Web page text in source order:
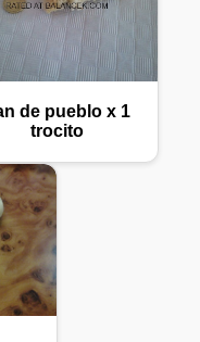
de pueblo x 1
trocito